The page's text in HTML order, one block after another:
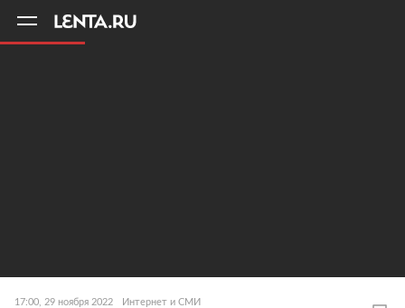
17:00, 29 ноября 2022 Интернет и СМИ